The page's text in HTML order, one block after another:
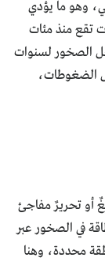
وهو ما يؤدي
تقع منذ مئات
الصخور لسنوات
الضغوطات،
أو تحريرٌ مفاجئ
في الصخور عبر
محددة، وهنا